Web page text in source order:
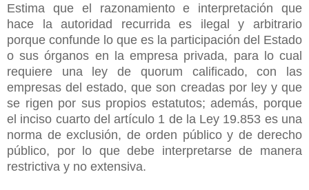
Estima que el razonamiento e interpretación que
hace la autoridad recurrida es ilegal y arbitrario
porque confunde lo que es la participación del Estado
o sus órganos en la empresa privada, para lo cual
requiere una ley de quorum calificado, con las
empresas del estado, que son creadas por ley y que
se rigen por sus propios estatutos; además, porque
el inciso cuarto del artículo 1 de la Ley 19.853 es una
norma de exclusión, de orden público y de derecho
público, por lo que debe interpretarse de manera
restrictiva y no extensiva.